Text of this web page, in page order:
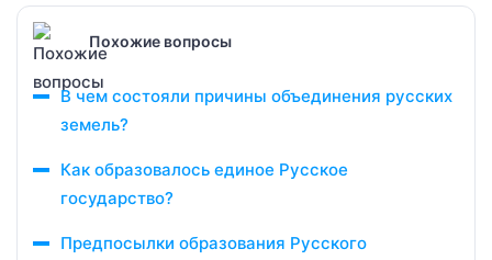
Похожие вопросы
В чем состояли причины объединения русских
земель?
Как образовалось единое Русское
государство?
Предпосылки образования Русского